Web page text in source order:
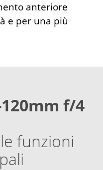
anteriore
e per una più
120mm f/4
funzioni